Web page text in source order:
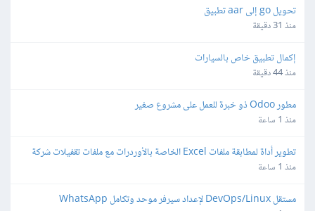
تحويل go إلى aar تطبيق
منذ 31 دقيقة
إكمال تطبيق خاص بالسيارات
منذ 44 دقيقة
مطور Odoo ذو خبرة للعمل على مشروع صغير
منذ 1 ساعة
شحن
منذ 1 ساعة